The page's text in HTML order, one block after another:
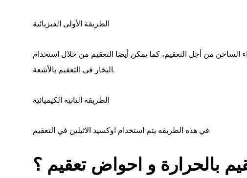
الطريقة الأولى الفيزيائية
الساخن من أجل التعقيم، كما يمكن أيضا التعقيم من خلال استخدام
البخار في التعقيم بالأشعة.
الطريقة الثانية الكيميائية
في هذه الطريقه يتم استخدام اوكسيد الاثيلين في التعقيم.
بالحرارة و احواض تعقيم ؟